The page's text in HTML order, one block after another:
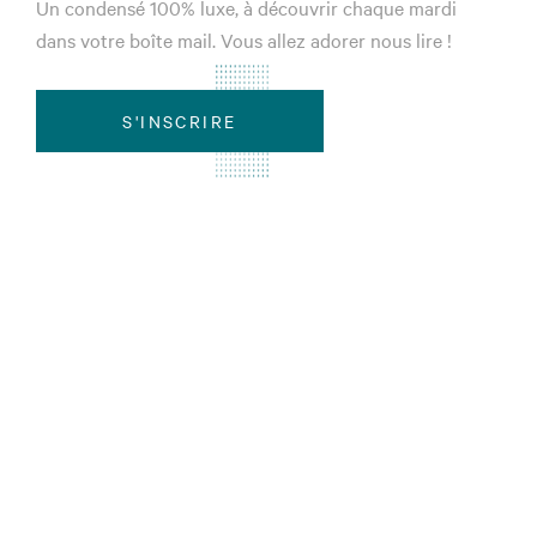
Un condensé 100% luxe, à découvrir chaque mardi
dans votre boîte mail. Vous allez adorer nous lire !
S'INSCRIRE